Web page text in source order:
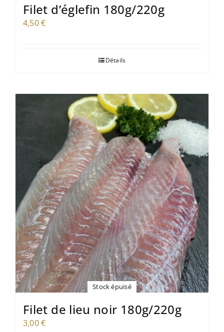
Filet d’églefin 180g/220g
4,50€
Détails
Stock épuisé
Filet de lieu noir 180g/220g
3,00€